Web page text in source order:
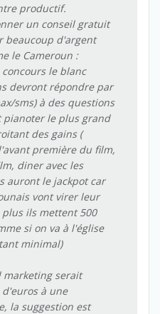
productif.
un conseil gratuit
beaucoup d'argent
le Cameroun :
le blanc
devront répondre par
sms) à des questions
le plus grand
des gains (
première du film,
diner avec les
auront le jackpot car
vont virer leur
plus ils mettent 500
si on va à l'église
minimal)
marketing serait
à une
la suggestion est